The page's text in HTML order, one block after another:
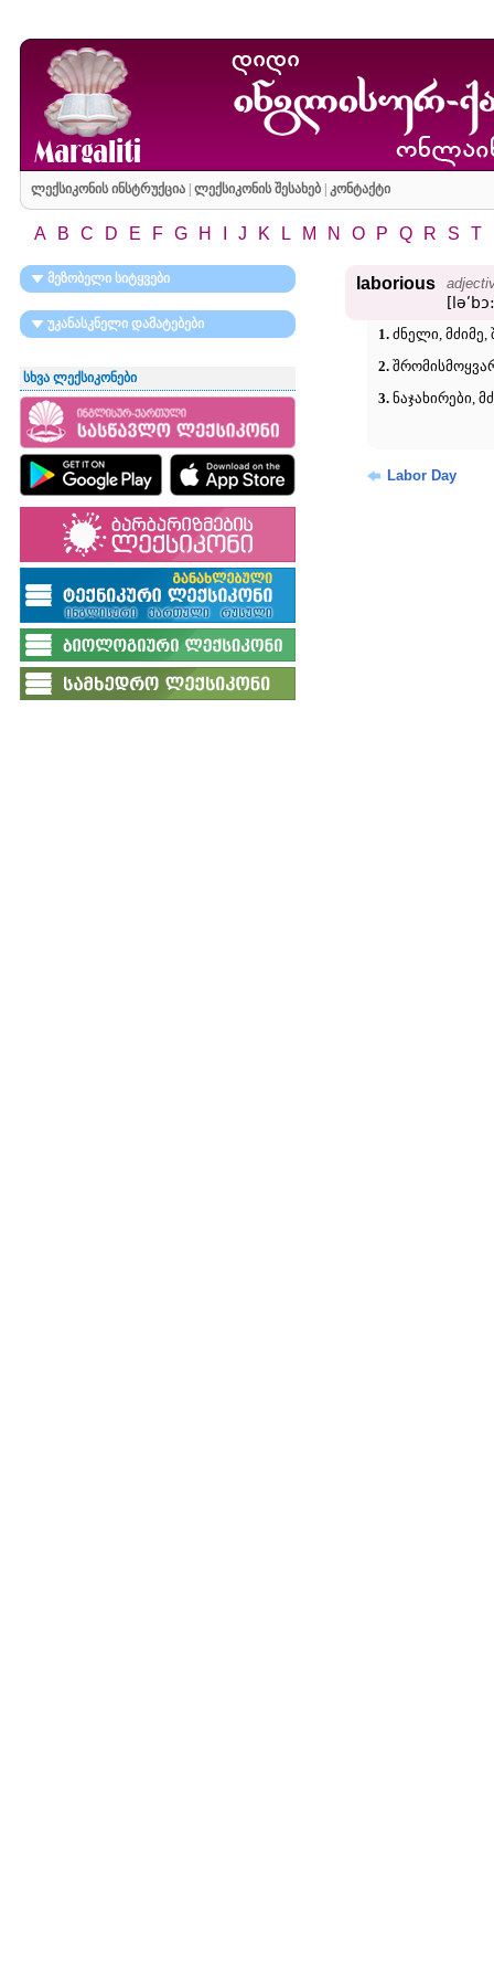
ლექსიკონის ინსტრუქცია| ლექსიკონის შესახებ| კონტაქტი
A B C D E F G H J K L M N O P Q R S T
მეზობელი სიტყვები
უკანასკნელი დამატებები
სხვა ლექსიკონები
laborious
1.ძნელი,
2.
3.ნაჯახირები,
Labor Day